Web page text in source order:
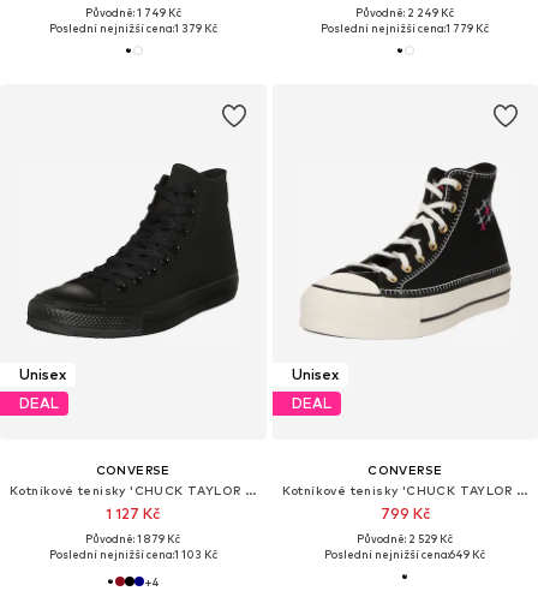
Původně: 1 749 Kč
Poslední nejnižší cena:1 379 Kč
Původně: 2 249 Kč
Poslední nejnižší cena:1 779 Kč
Unisex
DEAL
CONVERSE
Kotníkové tenisky 'CHUCK TAYLOR ALL STAR CLASSIC'
1 127 Kč
Původně: 1 879 Kč
Poslední nejnižší cena:1 103 Kč
+4
Unisex
DEAL
CONVERSE
Kotníkové tenisky 'CHUCK TAYLOR ALL STAR'
799 Kč
Původně: 2 529 Kč
Poslední nejnižší cena:649 Kč